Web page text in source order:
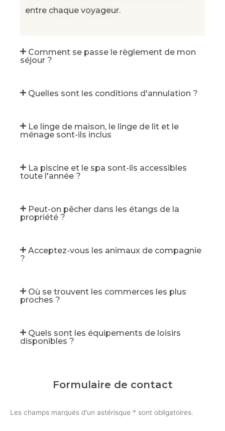
entre chaque voyageur.
Comment se passe le règlement de mon
séjour ?
Quelles sont les conditions d'annulation ?
Le linge de maison, le linge de lit et le
ménage sont-ils inclus
La piscine et le spa sont-ils accessibles
toute l'année ?
Peut-on pêcher dans les étangs de la
propriété ?
Acceptez-vous les animaux de compagnie
?
Où se trouvent les commerces les plus
proches ?
Quels sont les équipements de loisirs
disponibles ?
Formulaire de contact
Les champs marqués d'un astérisque * sont obligatoires.